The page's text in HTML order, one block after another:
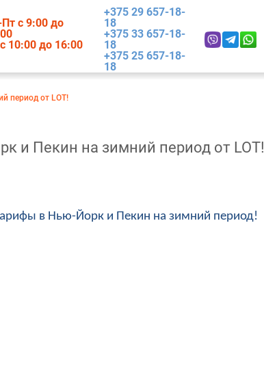
с 9:00 до
10:00 до 16:00
+375 29 657-18-
18
+375 33 657-18-
18
+375 25 657-18-
18
период от LOT!
и Пекин на зимний период от LOT!
в Нью-Йорк и Пекин на зимний период!